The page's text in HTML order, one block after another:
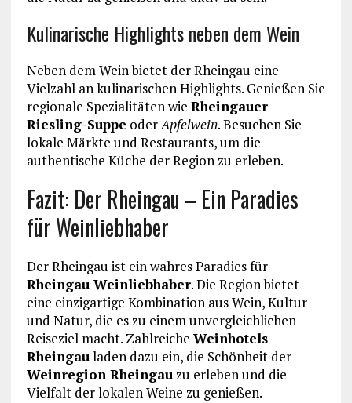
Kulinarische Highlights neben dem Wein
Neben dem Wein bietet der Rheingau eine
Vielzahl an kulinarischen Highlights. Genießen Sie
regionale Spezialitäten wie Rheingauer
Riesling-Suppe oderApfelwein. Besuchen Sie
lokale Märkte und Restaurants, um die
authentische Küche der Region zu erleben.
Fazit: Der Rheingau – Ein Paradies
für Weinliebhaber
Der Rheingau ist ein wahres Paradies für
Rheingau Weinliebhaber. Die Region bietet
eine einzigartige Kombination aus Wein, Kultur
und Natur, die es zu einem unvergleichlichen
Reiseziel macht. Zahlreiche Weinhotels
Rheingauladen dazu ein, die Schönheit der
Weinregion Rheingauzu erleben und die
Vielfalt der lokalen Weine zu genießen.